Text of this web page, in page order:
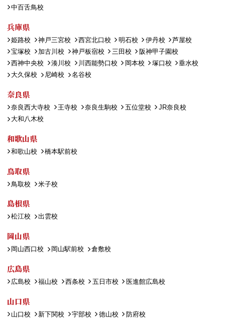
中百舌鳥校
兵庫県
姫路校 神戸三宮校 西宮北口校 明石校 伊丹校
芦屋校
宝塚校
加古川校 神戸板宿校 三田校
阪神甲子園校
西神中央校
湊川校 川西能勢口校 岡本校 塚口校
垂水校
大久保校
尼崎校 名谷校
奈良県
奈良西大寺校 王寺校 奈良生駒校 五位堂校
JR奈良校
大和八木校
和歌山県
和歌山校 橋本駅前校
鳥取県
鳥取校 米子校
島根県
松江校 出雲校
岡山県
岡山西口校 岡山駅前校 倉敷校
広島県
広島校 福山校 西条校 五日市校 医進館広島校
山口県
山口校 新下関校 宇部校 徳山校 防府校